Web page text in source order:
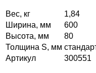
Вес, кг
1,84
Ширина, мм
600
Высота, мм
80
Толщина S, мм
Артикул
300551